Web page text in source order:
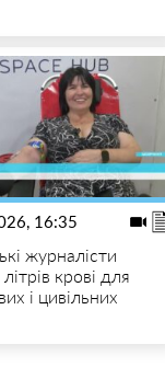
16:35
журналісти
крові для
і цивільних